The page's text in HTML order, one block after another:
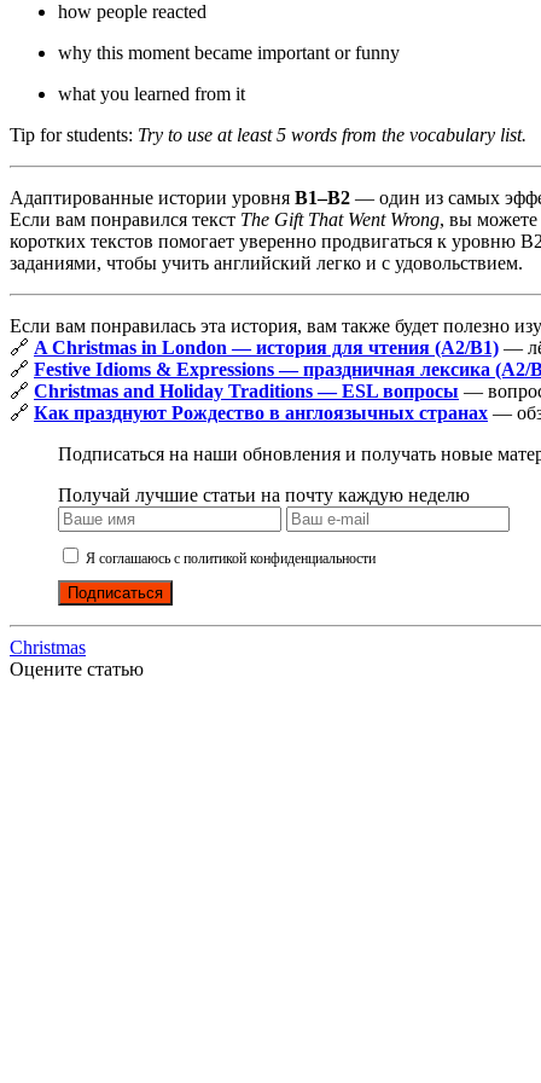
how people reacted
why this moment became important or funny
what you learned from it
Tip for students: Try to use at least 5 words from the vocabulary list.
Адаптированные истории уровня B1–B2 — один из самых
Если вам понравился текст The Gift That Went Wrong, вы можете
коротких текстов помогает уверенно продвигаться к
заданиями, чтобы учить английский легко и с удовольствием.
Если вам понравилась эта история, вам также будет полезно
🔗 A Christmas in London — история для чтения (A2/B1) —
🔗 Festive Idioms & Expressions — праздничная лексика (A2/
🔗 Christmas and Holiday Traditions — ESL вопросы —
🔗 Как празднуют Рождество в англоязычных странах —
Подписаться на наши обновления и получать новые
Получай лучшие статьи на почту каждую неделю
Я соглашаюсь с политикой конфиденциальности
Подписаться
Christmas
Оцените статью